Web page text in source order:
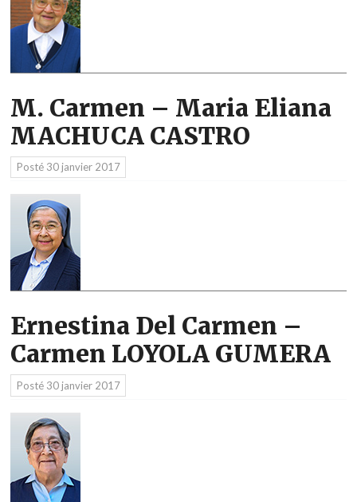
M. Carmen – Maria Eliana
MACHUCA CASTRO
Posté 30 janvier 2017
Ernestina Del Carmen –
Carmen LOYOLA GUMERA
Posté 30 janvier 2017